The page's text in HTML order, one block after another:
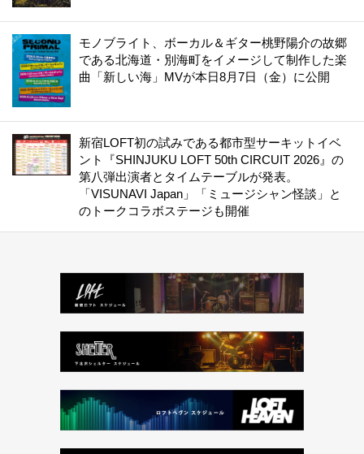
モノブライト、ボーカル＆ギター桃野陽介の故郷
である北海道・別海町をイメージして制作した楽
曲「新しい海」MVが本日8月7日（金）に公開
新宿LOFT初の試みである都市型サーキットイベ
ント『SHINJUKU LOFT 50th CIRCUIT 2026』の
第八弾出演者とタイムテーブルが発表。
「VISUNAVI Japan」「ミュージシャン怪談」と
のトークコラボステージも開催